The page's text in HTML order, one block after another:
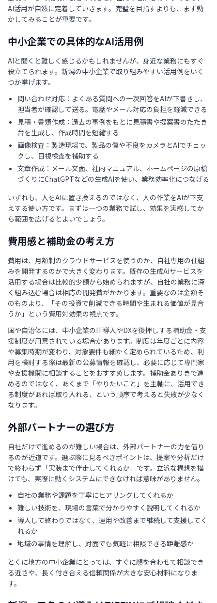
AI活用が自然に定着していきます。完璧を目指すよりも、まず動
かしてみることが重要です。
中小企業での具体的なAI活用例
AIと聞くと難しく感じるかもしれませんが、身近な業務にもすぐ
役立てられます。新潟の中小企業で取り組みやすい活用例をいく
つか挙げます。
問い合わせ対応：よくある質問への一次回答をAIが下書きし、
担当者が確認して送る。電話やメール対応の負担を軽減できる
見積・書類作成：過去の事例をもとに見積書や提案書のたたき
台を生成し、作成時間を短縮する
画像検査：製造現場で、製品の傷や不良をカメラとAIでチェッ
クし、目視検査を補助する
文章作成：メール文面、社内マニュアル、ホームページの原稿
づくりにChatGPTなどの生成AIを使い、業務効率化につなげる
いずれも、人をAIに置き換えるのではなく、人の作業をAIが下支
えする使い方です。まずは一つの業務で試し、効果を実感してか
ら範囲を広げるとよいでしょう。
費用感と補助金の考え方
費用は、月額制のクラウドサービスを使うのか、自社専用の仕組
みを開発するのかで大きく変わります。既存の生成AIサービスを
活用する場合は比較的少額から始められますが、自社の業務に深
く組み込む場合は相応の開発費がかかります。重要なのは金額そ
のものより、「その投資で削減できる時間や生まれる価値が見合
うか」という費用対効果の視点です。
国や自治体には、中小企業のIT導入やDXを後押しする補助金・支
援制度が用意されている場合があります。制度は年度ごとに内容
や募集時期が変わり、対象要件も細かく定められているため、利
用を検討する際は最新の公募情報を確認し、必要に応じて専門家
や支援機関に相談することをおすすめします。補助金ありきで進
めるのではなく、あくまで「やりたいこと」を主軸に、活用でき
る制度があれば取り入れる、という順序で考えると失敗が少なく
なります。
外部パートナーの選び方
自社だけで進めるのが難しい場合は、外部パートナーの力を借り
るのが近道です。選ぶ際に見るべきポイントは、提案や分析だけ
で終わらず「実装まで伴走してくれるか」です。立派な構想を描
けても、実際に動くシステムにできなければ意味がありません。
自社の業務や課題を丁寧にヒアリングしてくれるか
難しい技術を、現場の言葉で分かりやすく説明してくれるか
導入して終わりではなく、運用や改善まで継続して支援してく
れるか
地域の事情を理解し、対面でも気軽に相談できる距離感か
とくに地方の中小企業にとっては、すぐに顔を合わせて相談でき
る近さや、長く付き合える信頼関係が大きな安心材料になりま
す。